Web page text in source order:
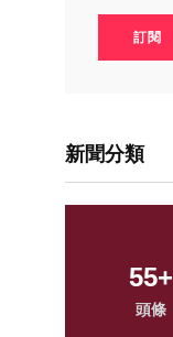
訂閱
新聞分類
250+
文教